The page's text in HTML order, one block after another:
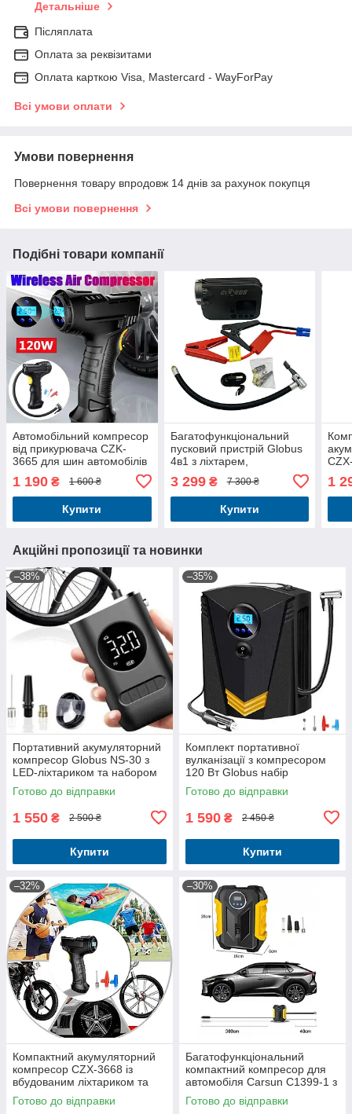
Детальніше
Післяплата
Оплата за реквізитами
Оплата карткою Visa, Mastercard - WayForPay
Всі умови оплати
Умови повернення
Повернення товару впродовж 14 днів за рахунок покупця
Всі умови повернення
Подібні товари компанії
Автомобільний компресор
від прикурювача CZK-
3665 для шин автомобілів
матраців
1 190 ₴ 1 600 ₴
Купити
Багатофункціональний
пусковий пристрій Globus
4в1 з ліхтарем,
компресором, power bank
та car Jump starter
3 299₴ 7 300 ₴
Купити
1
Акційні пропозиції та новинки
–38%
Портативний акумуляторний
компресор Globus NS-30 з
LED-ліхтариком та набором
насадок
Готово до відправки
1 550 ₴ 2 500 ₴
Купити
–35%
Комплект портативної
вулканізації з компресором
120 Вт Globus набір
інструментів насадки кейс
кабелі
Готово до відправки
1 590 ₴ 2 450 ₴
Купити
–32%
Компактний акумуляторний
компресор CZX-3668 із
вбудованим ліхтариком та
РК-дисплеєм для
накачування шин
Готово до відправки
–30%
Багатофункціональний
компактний компресор для
автомобіля Carsun C1399-1 з
ліхтарем та комплектом
аксесуарів
Готово до відправки